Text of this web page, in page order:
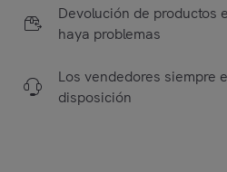
Devolución de productos
haya problemas
Los vendedores siempre
disposición